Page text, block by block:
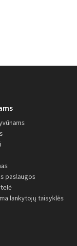
paslaugos
lankytojų taisyklės